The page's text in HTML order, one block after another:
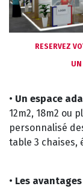
RESERVEZ
UN
• Un espace
12m2, 18m2 ou
personnalisé
table 3 chaises,
• Les